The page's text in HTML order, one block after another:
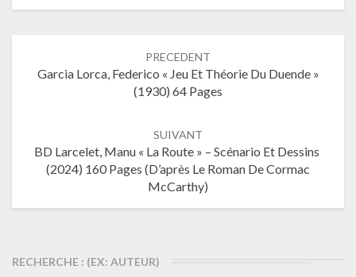
PRECEDENT
Garcia Lorca, Federico « Jeu Et Théorie Du Duende »
(1930) 64 Pages
SUIVANT
BD Larcelet, Manu « La Route » – Scénario Et Dessins
(2024) 160 Pages (d’après Le Roman De Cormac
McCarthy)
RECHERCHE : (EX: AUTEUR)